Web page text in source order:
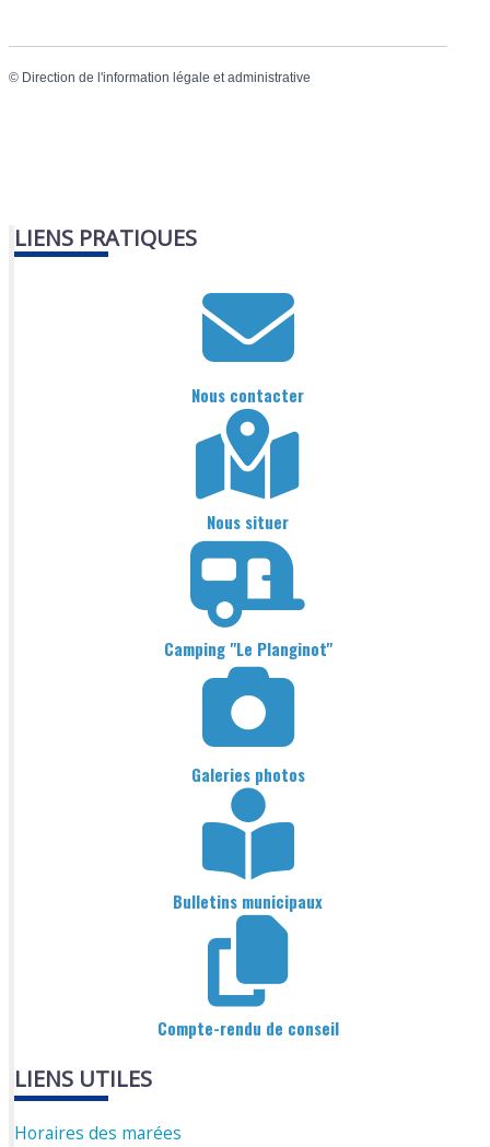
© Direction de l'information légale et administrative
LIENS PRATIQUES
Nous contacter
Nous situer
Camping "Le Planginot"
Galeries photos
Bulletins municipaux
Compte-rendu de conseil
LIENS UTILES
Horaires des marées